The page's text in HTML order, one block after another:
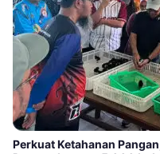
Perkuat Ketahanan